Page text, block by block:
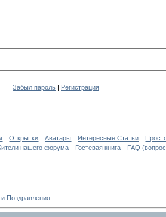
Забыл пароль | Регистрация
Открытки Аватары Интересные Статьи
нашего форума Гостевая книга FAQ
и Поздравления